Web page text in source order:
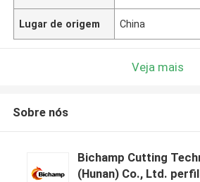
Lugar de origem China
Veja mais
Sobre nós
Bichamp Cutting
(Hunan) Co., Ltd.